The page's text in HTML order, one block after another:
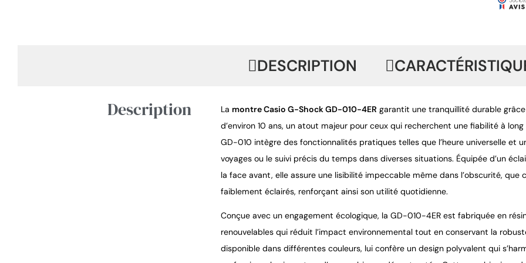
DESCRIPTION
Description La montre Casio G-Shock GD-010-4ER garantit une tranquillité durable
d’environ 10 ans, un atout majeur pour ceux qui recherchent une fiabilité à
GD-010 intègre des fonctionnalités pratiques telles que l’heure universelle et
voyages ou le suivi précis du temps dans diverses situations. Équipée d’un
la face avant, elle assure une lisibilité impeccable même dans l’obscurité,
faiblement éclairés, renforçant ainsi son utilité quotidienne.
Conçue avec un engagement écologique, la GD-010-4ER est fabriquée en
renouvelables qui réduit l’impact environnemental tout en conservant la
disponible dans différentes couleurs, lui confère un design polyvalent qui